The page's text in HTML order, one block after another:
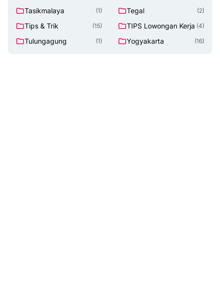
Tasikmalaya (1) Tegal (2)
Tips & Trik (15) TIPS Lowongan Kerja (4)
Tulungagung (1) Yogyakarta (16)